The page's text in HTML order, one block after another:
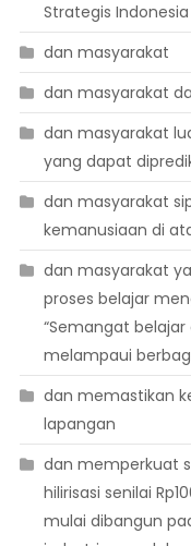
Strategis Indonesia
dan masyarakat
dan masyarakat
dan masyarakat
yang dapat
dan masyarakat
kemanusiaan di
dan masyarakat
proses belajar
“Semangat
melampaui
dan memastikan
lapangan
dan memperkuat
hilirisasi senilai
mulai dibangun